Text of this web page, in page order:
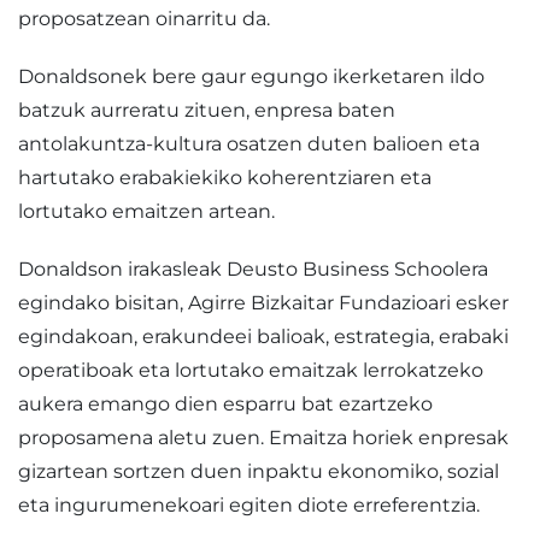
proposatzean oinarritu da.
Donaldsonek bere gaur egungo ikerketaren ildo
batzuk aurreratu zituen, enpresa baten
antolakuntza-kultura osatzen duten balioen eta
hartutako erabakiekiko koherentziaren eta
lortutako emaitzen artean.
Donaldson irakasleak Deusto Business Schoolera
egindako bisitan, Agirre Bizkaitar Fundazioari esker
egindakoan, erakundeei balioak, estrategia, erabaki
operatiboak eta lortutako emaitzak lerrokatzeko
aukera emango dien esparru bat ezartzeko
proposamena aletu zuen. Emaitza horiek enpresak
gizartean sortzen duen inpaktu ekonomiko, sozial
eta ingurumenekoari egiten diote erreferentzia.